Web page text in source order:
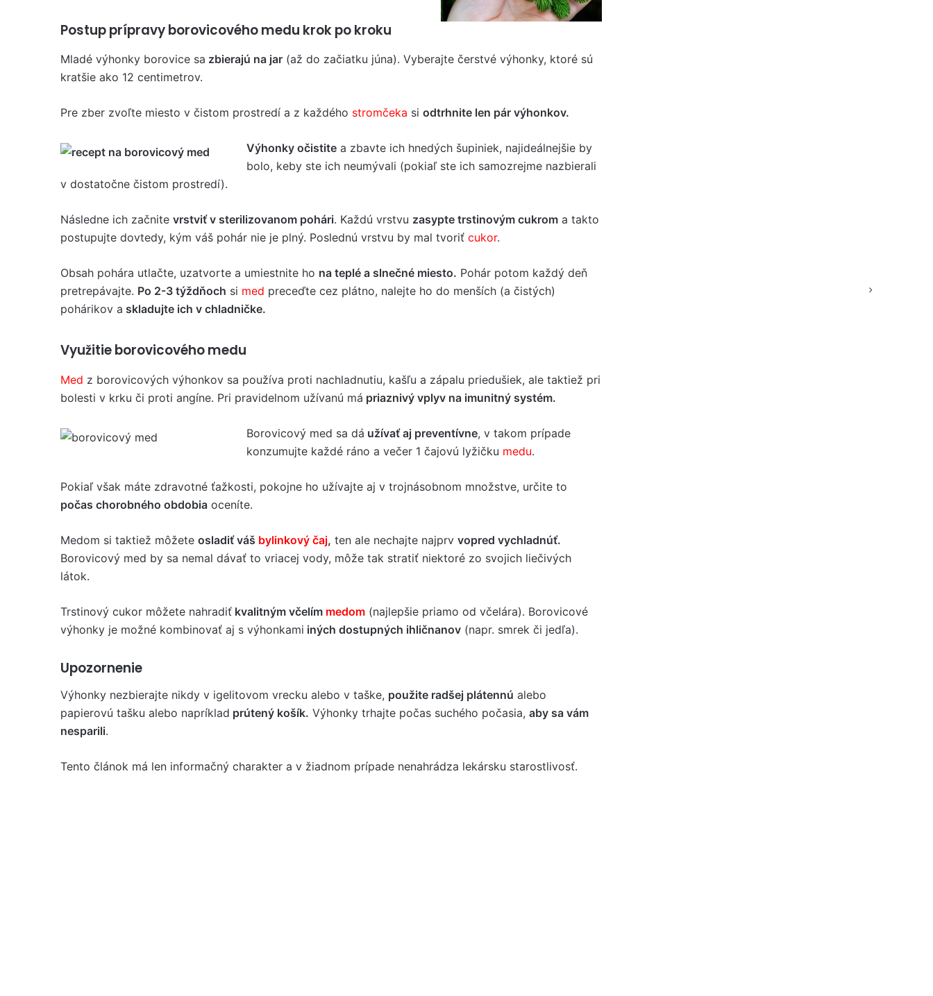
Postup prípravy borovicového medu krok po kroku
Mladé výhonky borovice sa zbierajú na jar (až do začiatku júna). Vyberajte čerstvé výhonky, ktoré sú
kratšie ako 12 centimetrov.
Pre zber zvoľte miesto v čistom prostredí a z každého stromčeka si odtrhnite len pár výhonkov.
Výhonky očistite a zbavte ich hnedých šupiniek, najideálnejšie by
bolo, keby ste ich neumývali (pokiaľ ste ich samozrejme nazbierali
v dostatočne čistom prostredí).
Následne ich začnite vrstviť v sterilizovanom pohári. Každú vrstvu zasypte trstinovým cukrom a takto
postupujte dovtedy, kým váš pohár nie je plný. Poslednú vrstvu by mal tvoriť cukor.
Obsah pohára utlačte, uzatvorte a umiestnite ho na teplé a slnečné miesto. Pohár potom každý deň
pretrepávajte. Po 2-3 týždňoch si med preceďte cez plátno, nalejte ho do menších (a čistých)
pohárikov a skladujte ich v chladničke.
Využitie borovicového medu
Med z borovicových výhonkov sa používa proti nachladnutiu, kašľu a zápalu priedušiek, ale taktiež pri
bolesti v krku či proti angíne. Pri pravidelnom užívanú má priaznivý vplyv na imunitný systém.
Borovicový med sa dá užívať aj preventívne, v takom prípade
konzumujte každé ráno a večer 1 čajovú lyžičku medu.
Pokiaľ však máte zdravotné ťažkosti, pokojne ho užívajte aj v trojnásobnom množstve, určite to
počas chorobného obdobia oceníte.
Medom si taktiež môžete osladiť váš bylinkový čaj, ten ale nechajte najprv vopred vychladnúť.
Borovicový med by sa nemal dávať to vriacej vody, môže tak stratiť niektoré zo svojich liečivých
látok.
Trstinový cukor môžete nahradiť kvalitným včelím medom (najlepšie priamo od včelára). Borovicové
výhonky je možné kombinovať aj s výhonkami iných dostupných ihličnanov (napr. smrek či jedľa).
Upozornenie
Výhonky nezbierajte nikdy v igelitovom vrecku alebo v taške, použite radšej plátennú alebo
papierovú tašku alebo napríklad prútený košík. Výhonky trhajte počas suchého počasia, aby sa vám
nesparili.
Tento článok má len informačný charakter a v žiadnom prípade nenahrádza lekársku starostlivosť.